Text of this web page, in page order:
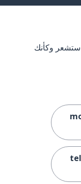
الآن وبعد 5 دقائق ستشعر وكأنك